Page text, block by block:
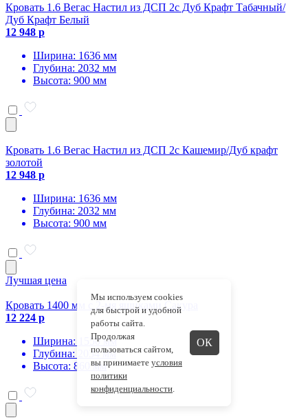
Кровать 1.6 Вегас Настил из ДСП 2с Дуб Крафт Табачный/
Дуб Крафт Белый
12 948 р
Ширина: 1636 мм
Глубина: 2032 мм
Высота: 900 мм
Кровать 1.6 Вегас Настил из ДСП 2с Кашемир/Дуб крафт
золотой
12 948 р
Ширина: 1636 мм
Глубина: 2032 мм
Высота: 900 мм
Лучшая цена
Кровать 1400 мм с 2-мя ящиками Сакура
12 224 р
Ширина: 1550 мм
Глубина: 2034 мм
Высота: 860 мм
Мы используем cookies
для быстрой и удобной
работы сайта.
Продолжая
пользоваться сайтом,
вы принимаете условия
политики
конфиденциальности.
ОК